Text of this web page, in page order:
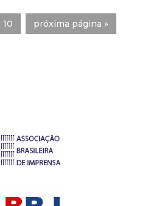
10 próxima página »